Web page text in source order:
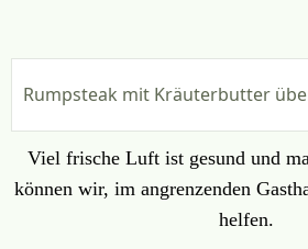
Rumpsteak mit Kräuterbutter
Viel frische Luft ist gesund und
können wir, im angrenzenden
helfen.